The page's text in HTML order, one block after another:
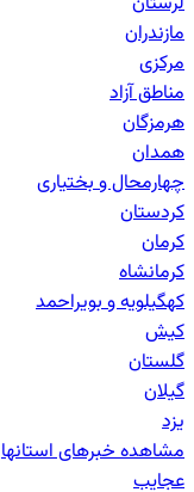
مازندران
مرکزی
مناطق آزاد
هرمزگان
همدان
چهارمحال و بختیاری
کردستان
کرمان
کرمانشاه
کهگیلویه و بویراحمد
کیش
گلستان
گیلان
یزد
مشاهده خبرهایاستانها
عجایب